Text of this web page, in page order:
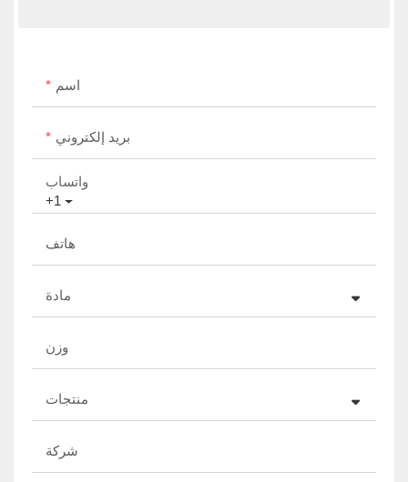
اسم
بريد إلكتروني
+1
واتساب
هاتف
مادة
وزن
منتجات
شركة